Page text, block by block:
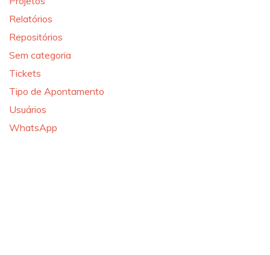
Relatórios
Repositórios
Sem categoria
Tickets
Tipo de Apontamento
Usuários
WhatsApp